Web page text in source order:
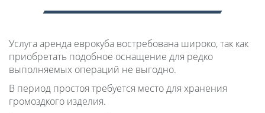
Услуга аренда еврокуба востребована широко, так как
приобретать подобное оснащение для редко
выполняемых операций не выгодно.
В период простоя требуется место для хранения
громоздкого изделия.